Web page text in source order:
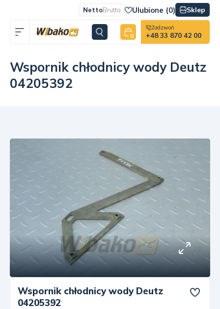
NettoBrutto Ulubione (0) Sklep
0
Zadzwoń
+48 33 870 42 00
Wspornik chłodnicy wody Deutz
04205392
Wspornik chłodnicy wody Deutz
04205392